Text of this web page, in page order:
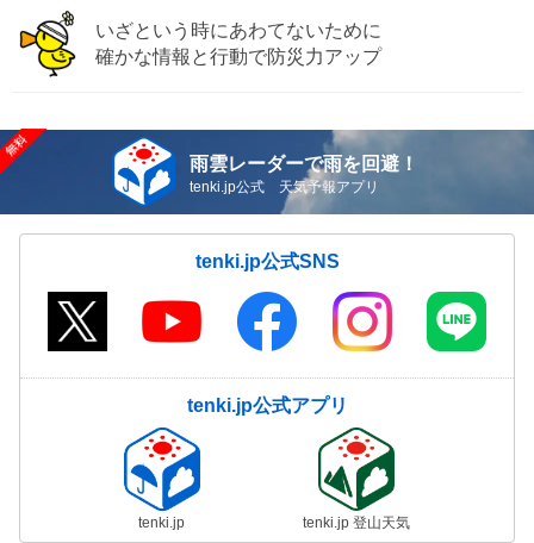
いざという時にあわてないために
確かな情報と行動で防災力アップ
雨雲レーダーで雨を回避！
tenki.jp公式 天気予報アプリ
tenki.jp公式SNS
tenki.jp公式アプリ
tenki.jp tenki.jp 登山天気